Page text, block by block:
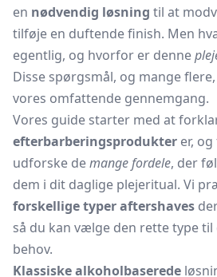
en nødvendig løsning til at
tilføje en duftende finish. Men
egentlig, og hvorfor er denne
Disse spørgsmål, og mange
vores omfattende gennemgang.
Vores guide starter med at
efterbarberingsprodukter er,
udforske demange fordele, der
dem i dit daglige plejeritual. Vi
forskellige typer aftershaves
så du kan vælge den rette type
behov.
Klassiske alkoholbaserede